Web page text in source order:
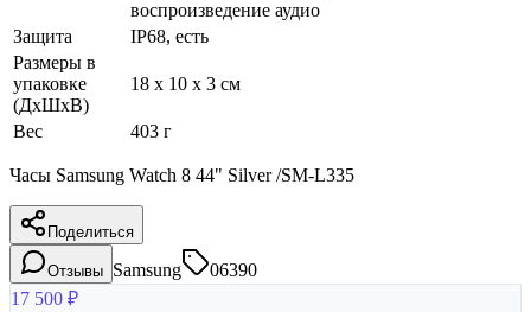
воспроизведение аудио
Защита
IP68, есть
Размеры в
упаковке
(ДхШхВ)
18 x 10 x 3 см
Вес 403 г
Часы Samsung Watch 8 44" Silver /SM-L335
Поделиться
Отзывы Samsung
06390
17 500 ₽